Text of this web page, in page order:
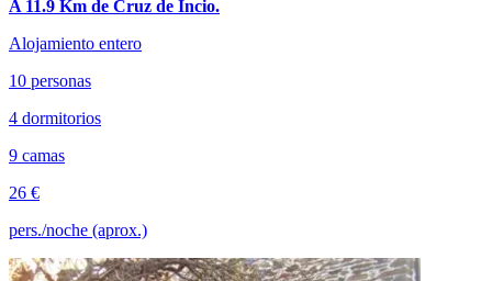
A 11.9 Km de Cruz de Incio.
Alojamiento entero
10 personas
4 dormitorios
9 camas
26 €
pers./noche (aprox.)